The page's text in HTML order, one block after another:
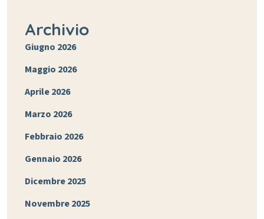
Archivio
Giugno 2026
Maggio 2026
Aprile 2026
Marzo 2026
Febbraio 2026
Gennaio 2026
Dicembre 2025
Novembre 2025